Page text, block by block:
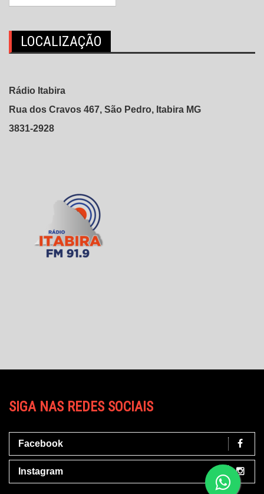
LOCALIZAÇÃO
Rádio Itabira
Rua dos Cravos 467, São Pedro, Itabira MG
3831-2928
SIGA NAS REDES SOCIAIS
Facebook
Instagram